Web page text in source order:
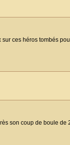
ces héros tombés
son coup de boule de